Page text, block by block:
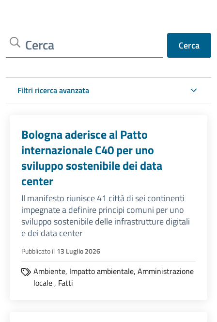
Cerca Cerca
Filtri ricerca avanzata
Bologna aderisce al Patto
internazionale C40 per uno
sviluppo sostenibile dei data
center
Il manifesto riunisce 41 città di sei continenti
impegnate a definire principi comuni per uno
sviluppo sostenibile delle infrastrutture digitali
e dei data center
Pubblicato il 13 Luglio 2026
Ambiente, Impatto ambientale, Amministrazione
locale, Fatti